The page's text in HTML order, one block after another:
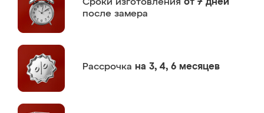
Сроки изготовления от 7 дней
после замера
Рассрочка на 3, 4, 6 месяцев